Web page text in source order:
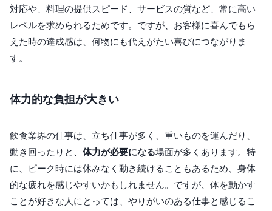
対応や、料理の提供スピード、サービスの質など、常に高い
レベルを求められるためです。ですが、お客様に喜んでもら
えた時の達成感は、何物にも代えがたい喜びにつながりま
す。
体力的な負担が大きい
飲食業界の仕事は、立ち仕事が多く、重いものを運んだり、
動き回ったりと、 体力が必要になる場面が多くあります。特
に、ピーク時には休みなく動き続けることもあるため、身体
的な疲れを感じやすいかもしれません。ですが、体を動かす
ことが好きな人にとっては、やりがいのある仕事と感じるこ